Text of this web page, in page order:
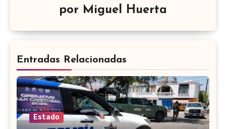
por Miguel Huerta
Entradas Relacionadas
Estado